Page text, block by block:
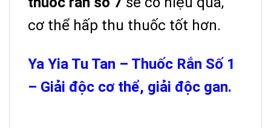
cơ thể hấp thu thuốc tốt hơn.
Ya Yia Tu Tan – Thuốc Rắn Số 1
– Giải độc cơ thể, giải độc gan.